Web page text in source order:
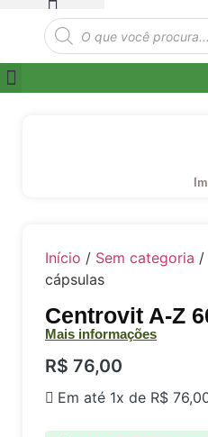
Início / Sem categoria /
cápsulas
Centrovit A-Z
Mais informações
R$ 76,00
Em até 1x de R$